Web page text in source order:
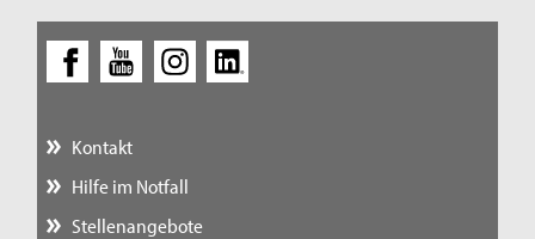
Kontakt
Hilfe im Notfall
Stellenangebote